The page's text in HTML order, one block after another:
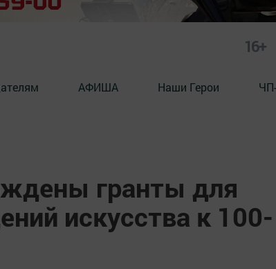
16+
АФИША Наши Герои
гранты для
искусства к 100-